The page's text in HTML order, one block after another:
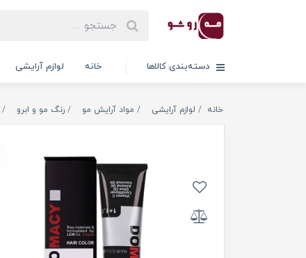
دسته‌بندی کالاها خانه لوازم آرایشی
خانه لوازم آرایشی مواد آرایش مو رنگ مو و ابرو